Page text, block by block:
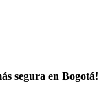
segura en Bogotá!